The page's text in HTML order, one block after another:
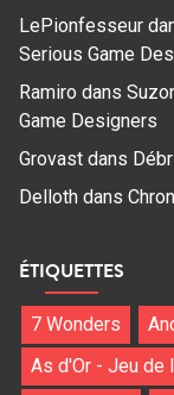
LePionfesseur
Serious Game
Ramiro dans
Game Designers
Grovast dans
Delloth dans
ÉTIQUETTES
7 Wonders
As d'Or - Jeu de